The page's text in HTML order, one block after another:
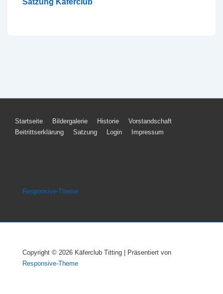
Satzung Käferclub
Footer-
Startseite Bildergalerie Historie
Vorstandschaft
Beitrittserklärung
Satzung Login Impressum
Responsive-Theme
Copyright © 2026 Käferclub Titting
| Präsentiert von
Responsive-Theme